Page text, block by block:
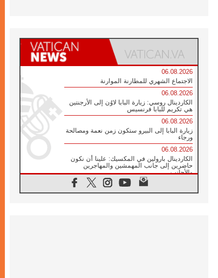
06.08.2026
الاجتماع الشهري للمطارنة الموارنة
06.08.2026
الكاردينال روسي: زيارة البابا لاوُن إلى الأرجنتين
هي تكريم للبابا فرنسيس
06.08.2026
زيارة البابا إلى البيرو ستكون زمن نعمة ومصالحة
ورجاء
06.08.2026
الكاردينال بارولين في المكسيك: علينا أن نكون
حاضرين إلى جانب المهمشين والمهاجرين
والأجانب
البابا لاوُن الرابع عشر للشباب في أسيزي: